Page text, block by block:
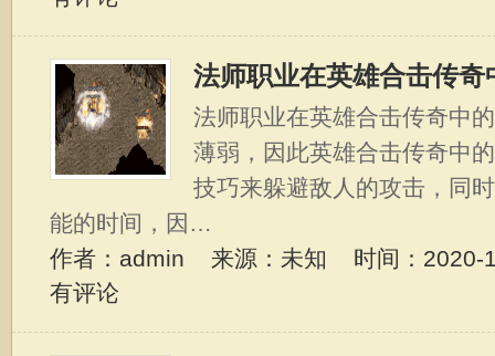
法师职业在英雄合击传奇
法师职业在英雄合击传奇中
薄弱，因此英雄合击传奇中
技巧来躲避敌人的攻击，同
能的时间，因…
作者：admin 来源：未知 时间：
有评论